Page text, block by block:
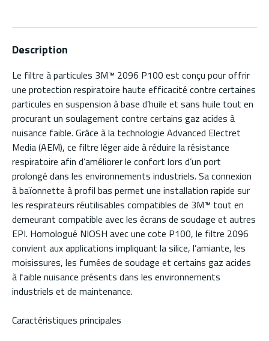
Description
Le filtre à particules 3M™ 2096 P100 est conçu pour offrir
une protection respiratoire haute efficacité contre certaines
particules en suspension à base d’huile et sans huile tout en
procurant un soulagement contre certains gaz acides à
nuisance faible. Grâce à la technologie Advanced Electret
Media (AEM), ce filtre léger aide à réduire la résistance
respiratoire afin d’améliorer le confort lors d’un port
prolongé dans les environnements industriels. Sa connexion
à baïonnette à profil bas permet une installation rapide sur
les respirateurs réutilisables compatibles de 3M™ tout en
demeurant compatible avec les écrans de soudage et autres
EPI. Homologué NIOSH avec une cote P100, le filtre 2096
convient aux applications impliquant la silice, l’amiante, les
moisissures, les fumées de soudage et certains gaz acides
à faible nuisance présents dans les environnements
industriels et de maintenance.
Caractéristiques principales